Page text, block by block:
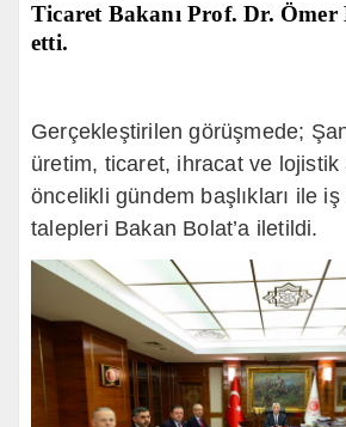
Ticaret Bakanı Prof. Dr. Ömer
etti.
Gerçekleştirilen görüşmede;
üretim, ticaret, ihracat ve lojistik
öncelikli gündem başlıkları ile iş
talepleri Bakan Bolat’a iletildi.